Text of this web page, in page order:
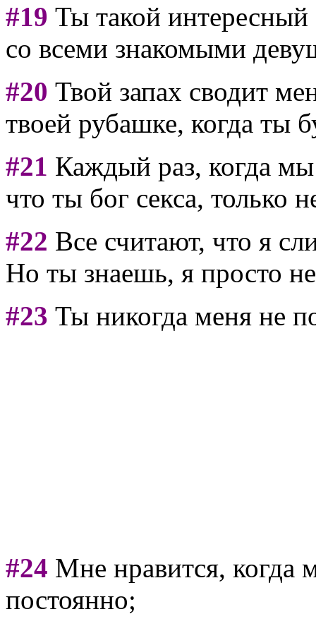
#19 Ты такой
со всеми знакомыми
#20 Твой запах сводит
твоей рубашке, когда ты
#21 Каждый раз, когда
что ты бог секса, только
#22 Все считают, что я
Но ты знаешь, я просто
#23 Ты никогда меня не
#24 Мне нравится, когда
постоянно;